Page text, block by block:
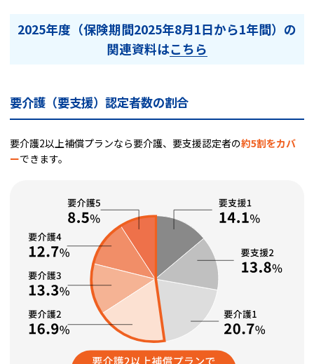
2025年度（保険期間2025年8月1日から1年間）の
関連資料はこちら
要介護（要支援）認定者数の割合
要介護2以上補償プランなら要介護、要支援認定者の約5割をカバ
ーできます。